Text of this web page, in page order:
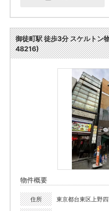
御徒町駅 徒歩3分 スケルトン
48216)
物件概要
住所 東京都台東区上野